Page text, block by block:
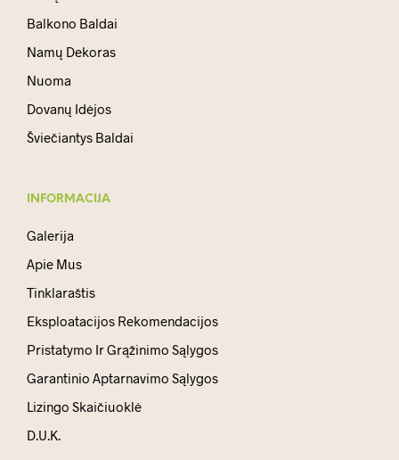
Balkono Baldai
Namų Dekoras
Nuoma
Dovanų Idėjos
Šviečiantys Baldai
INFORMACIJA
Galerija
Apie Mus
Tinklaraštis
Eksploatacijos Rekomendacijos
Pristatymo Ir Grąžinimo Sąlygos
Garantinio Aptarnavimo Sąlygos
Lizingo Skaičiuoklė
D.U.K.